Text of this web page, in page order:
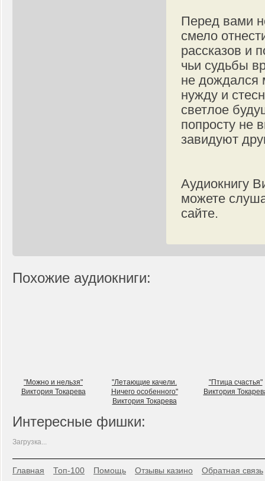
Перед вами
смело
рассказов и
чьи судьбы
не дождался
нужду и
светлое
попросту не
завидуют
Аудиокнигу
можете
сайте.
Похожие аудиокниги:
"Можно и нельзя"
Виктория Токарева
"Летающие качели.
Ничего особенного"
Виктория Токарева
"Птица счастья"
Виктория
Интересные фишки:
Загрузка...
Главная Топ-100 Помощь Отзывы казино Обратная связь